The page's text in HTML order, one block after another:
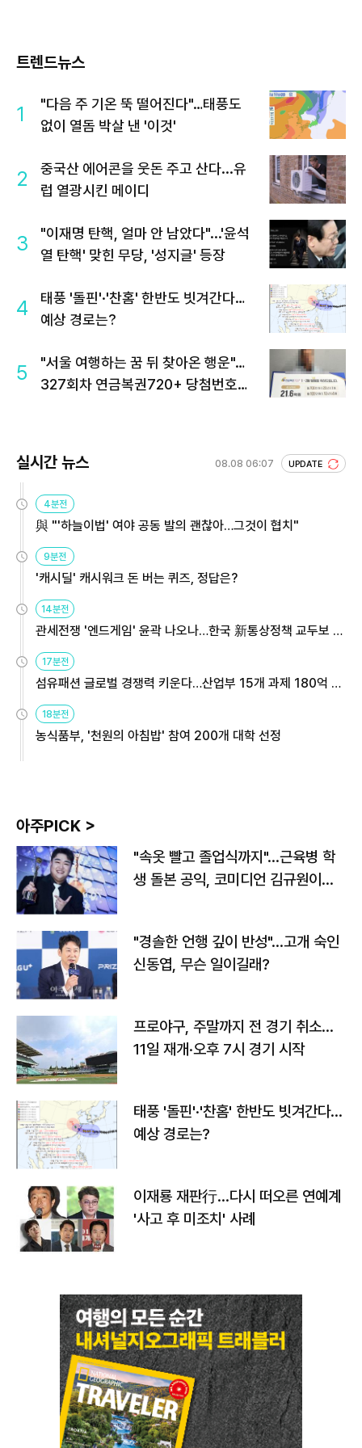
트렌드뉴스
1
"다음 주 기온 뚝 떨어진다"…태풍도
없이 열돔 박살 낸 '이것'
2
중국산 에어콘을 웃돈 주고 산다...유
럽 열광시킨 메이디
3
"이재명 탄핵, 얼마 안 남았다"...'윤석
열 탄핵' 맞힌 무당, '성지글' 등장
4
태풍 '돌핀'·'찬홈' 한반도 빗겨간다…
예상 경로는?
5
"서울 여행하는 꿈 뒤 찾아온 행운"…
327회차 연금복권720+ 당첨번호조
실시간 뉴스 08.08 06:07 UPDATE
4분전
與 "'하늘이법' 여야 공동 발의 괜찮아…그것이 협치"
9분전
'캐시딜' 캐시워크 돈 버는 퀴즈, 정답은?
14분전
관세전쟁 '엔드게임' 윤곽 나오나…한국 新통상정책 교두보 활
17분전
섬유패션 글로벌 경쟁력 키운다…산업부 15개 과제 180억 지
18분전
농식품부, '천원의 아침밥' 참여 200개 대학 선정
아주PICK >
"속옷 빨고 졸업식까지"…근육병 학
생 돌본 공익, 코미디언 김규원이었
"경솔한 언행 깊이 반성"…고개 숙인
신동엽, 무슨 일이길래?
프로야구, 주말까지 전 경기 취소…
11일 재개·오후 7시 경기 시작
태풍 '돌핀'·'찬홈' 한반도 빗겨간다…
예상 경로는?
이재룡 재판行…다시 떠오른 연예계
'사고 후 미조치' 사례